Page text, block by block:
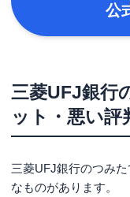
公
三菱UFJ銀行
ット・悪い評
三菱UFJ銀行のつみ
なものがあります。